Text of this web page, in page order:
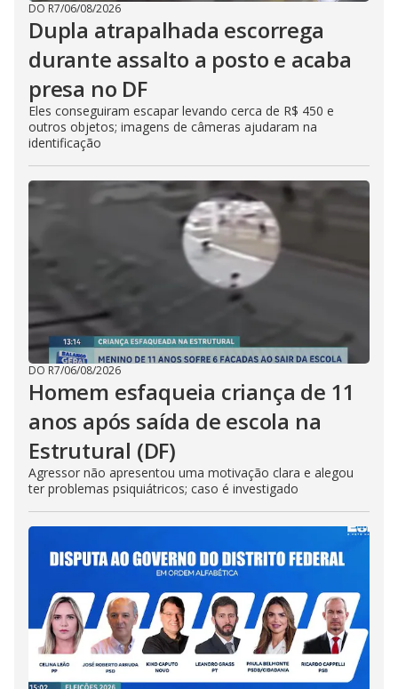
DO R7/06/08/2026
Dupla atrapalhada escorrega
durante assalto a posto e acaba
presa no DF
Eles conseguiram escapar levando cerca de R$ 450 e
outros objetos; imagens de câmeras ajudaram na
identificação
DO R7/06/08/2026
Homem esfaqueia criança de 11
anos após saída de escola na
Estrutural (DF)
Agressor não apresentou uma motivação clara e alegou
ter problemas psiquiátricos; caso é investigado